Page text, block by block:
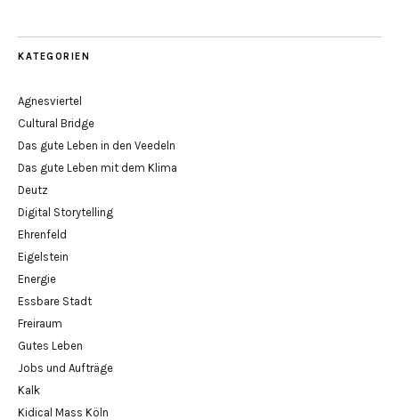
KATEGORIEN
Agnesviertel
Cultural Bridge
Das gute Leben in den Veedeln
Das gute Leben mit dem Klima
Deutz
Digital Storytelling
Ehrenfeld
Eigelstein
Energie
Essbare Stadt
Freiraum
Gutes Leben
Jobs und Aufträge
Kalk
Kidical Mass Köln